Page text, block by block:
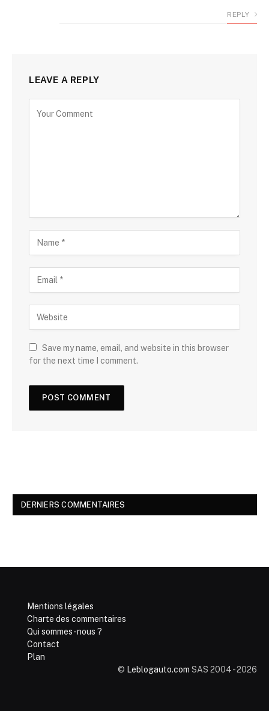
REPLY
LEAVE A REPLY
Save my name, email, and website in this browser
for the next time I comment.
DERNIERS COMMENTAIRES
Mentions légales
Charte des commentaires
Qui sommes-nous ?
Contact
Plan
© Leblogauto.com SAS 2004 - 2026